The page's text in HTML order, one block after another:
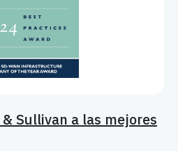
Sullivan a las mejores